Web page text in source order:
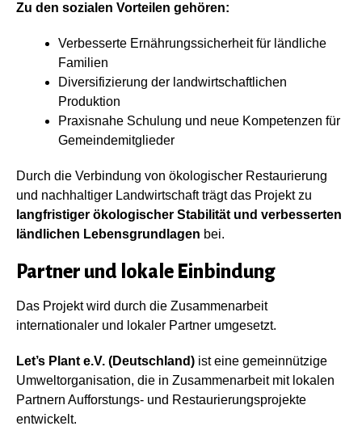
Zu den sozialen Vorteilen gehören:
Verbesserte Ernährungssicherheit für ländliche
Familien
Diversifizierung der landwirtschaftlichen
Produktion
Praxisnahe Schulung und neue Kompetenzen für
Gemeindemitglieder
Durch die Verbindung von ökologischer Restaurierung
und nachhaltiger Landwirtschaft trägt das Projekt zu
langfristiger ökologischer Stabilität und verbesserten
ländlichen Lebensgrundlagen bei.
Partner und lokale Einbindung
Das Projekt wird durch die Zusammenarbeit
internationaler und lokaler Partner umgesetzt.
Let’s Plant e.V. (Deutschland) ist eine gemeinnützige
Umweltorganisation, die in Zusammenarbeit mit lokalen
Partnern Aufforstungs- und Restaurierungsprojekte
entwickelt.